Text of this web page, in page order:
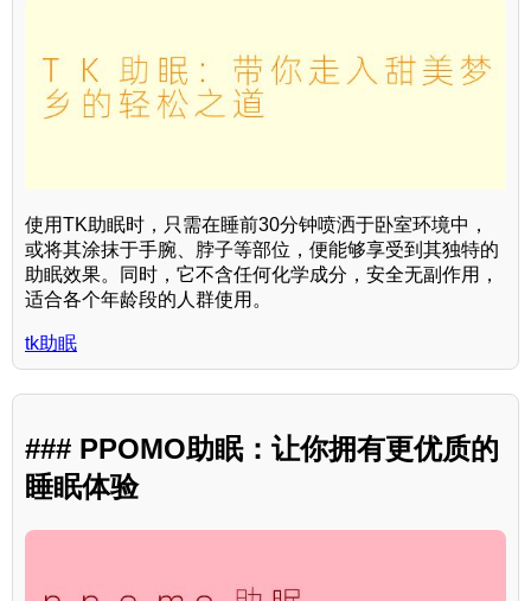
使用TK助眠时，只需在睡前30分钟喷洒于卧室环境中，
或将其涂抹于手腕、脖子等部位，便能够享受到其独特的
助眠效果。同时，它不含任何化学成分，安全无副作用，
适合各个年龄段的人群使用。
tk助眠
### PPOMO助眠：让你拥有更优质的
睡眠体验